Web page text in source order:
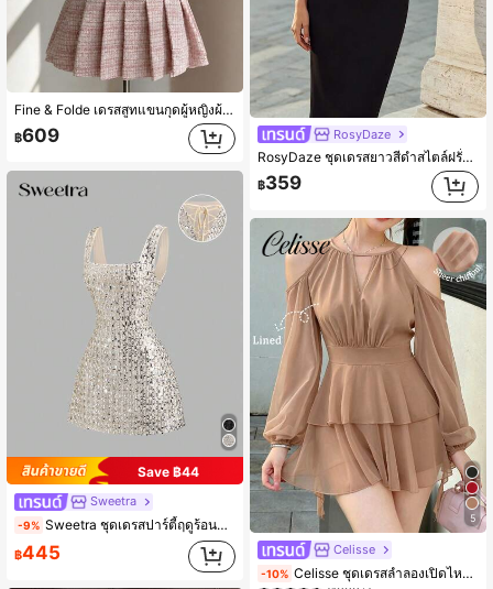
Fine & Folde เดรสสูทแขนกุดผู้หญิงผ้าทวีดลายสก็อตสีชมพู แต่งจีบชายกระโปรง เอวเข้ารูป สไตล์หรูหราสง่างาม โรแมนติก ประณีต สำหรับฤดูใบไม้ผลิ/ใบไม้ร่วง วันหยุด งานรับปริญญา ไปทำงาน และลุคธุรกิจทางการ
฿609
Save ฿44
Sweetra
-9% Sweetra ชุดเดรสปาร์ตี้ฤดูร้อนดีไซน์คอเหลี่ยมประดับเลื่อมเซ็กซี่ไร้หลัง, สไตล์ฝรั่งเศสสุดหรู
฿445
RosyDaze
RosyDaze ชุดเดรสยาวสีดำสไตล์ฝรั่งเศสวินเทจหรูหรา, ชุดเดรสผู้หญิงคอวีแขนผ้าชีฟองเคป, ฤดูร้อน ฤดูใบไม้ร่วง และฤดูหนาวสำหรับผู้หญิง ชุดเดรสสีดำ, ชุดเดรสหรูหราสำหรับผู้หญิง, ชุดเดรสวินเทจสำหรับผู้หญิง, ชุดเดรสสีดำสำหรับผู้หญิง, ชุดหรูหราสำหรับผู้หญิง,
฿359
5
Celisse
-10% Celisse ชุดเดรสลำลองเปิดไหล่แขนโคมไฟสีพื้นสง่างามสำหรับผู้หญิง
#3 ขายดี ใน ธรรมดา เดรสสั้นผู้หญิง
(1000+)